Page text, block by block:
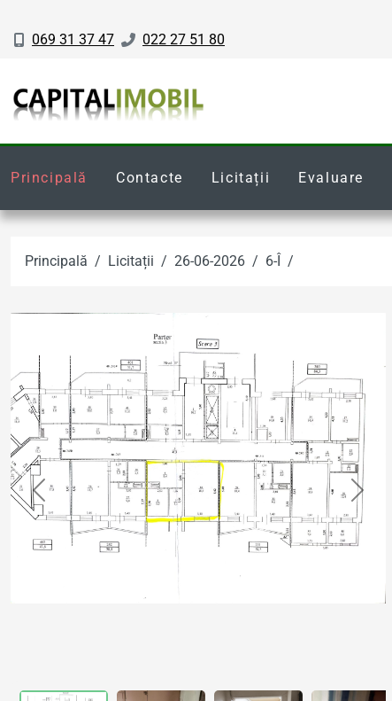
069 31 37 47 022 27 51 80
Principală Contacte Licitații Evaluare
Principală Licitații 26-06-2026 6-Î
Previous Next